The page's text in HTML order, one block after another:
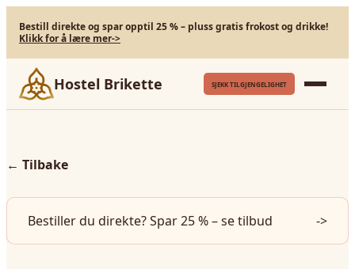
Bestill direkte og spar opptil 25 % – pluss gratis frokost og drikke!
Klikk for å lære mer->
Hostel Brikette SJEKK TILGJENGELIGHET
← Tilbake
Bestiller du direkte? Spar 25 % – se tilbud ->